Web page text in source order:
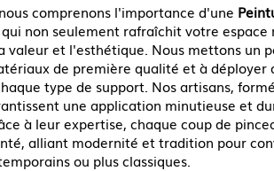
nous comprenons l'importance d'une
qui non seulement rafraîchit votre espace
valeur et l'esthétique. Nous mettons un
de première qualité et à déployer
type de support. Nos artisans,
une application minutieuse et
à leur expertise, chaque coup de
alliant modernité et tradition pour
ou plus classiques.